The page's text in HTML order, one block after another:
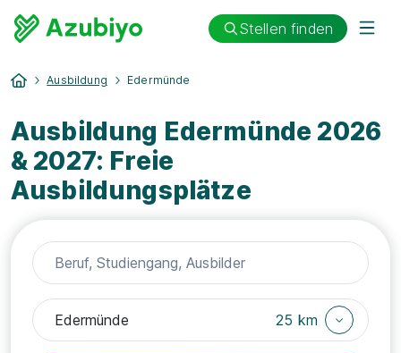
Stellen finden
Ausbildung Edermünde
Ausbildung Edermünde 2026
& 2027: Freie
Ausbildungsplätze
25 km